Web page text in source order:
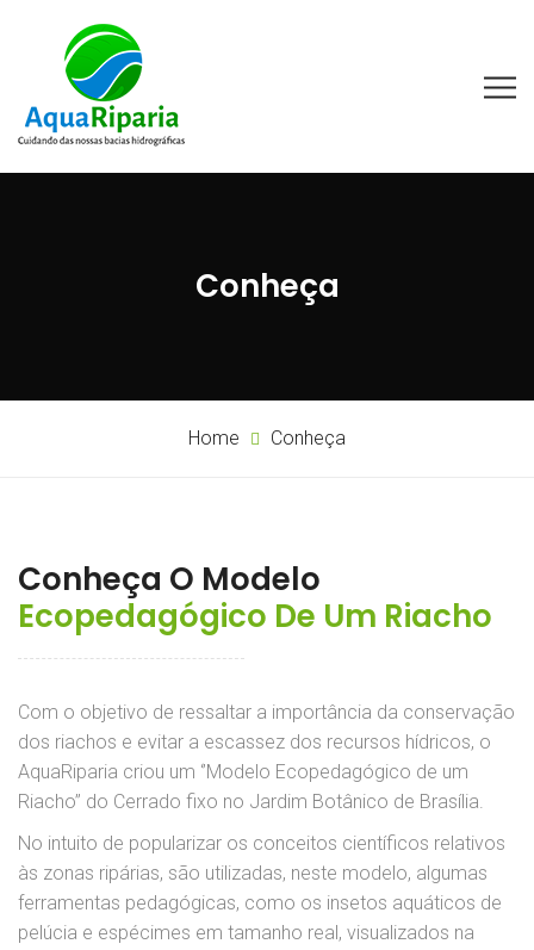
Conheça
Home Conheça
Conheça O Modelo
Ecopedagógico De Um Riacho
Com o objetivo de ressaltar a importância da conservação
dos riachos e evitar a escassez dos recursos hídricos, o
AquaRiparia criou um ‘’Modelo Ecopedagógico de um
Riacho’’ do Cerrado fixo no Jardim Botânico de Brasília.
No intuito de popularizar os conceitos científicos relativos
às zonas ripárias, são utilizadas, neste modelo, algumas
ferramentas pedagógicas, como os insetos aquáticos de
pelúcia e espécimes em tamanho real, visualizados na